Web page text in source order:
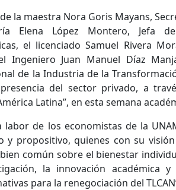
la maestra Nora Goris Mayans,
Elena López Montero, Jefa
el licenciado Samuel Rivera
Ingeniero Juan Manuel Díaz
de la Industria de la
del sector privado, a
Latina”, en esta semana
labor de los economistas de la
y propositivo, quienes con su
común sobre el bienestar
la innovación académica
para la renegociación del